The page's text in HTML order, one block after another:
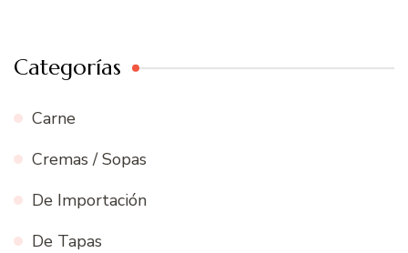
Categorías
Carne
Cremas / Sopas
De Importación
De Tapas